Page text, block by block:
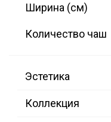
Ширина (см)
Количество чаш
Эстетика
Коллекция